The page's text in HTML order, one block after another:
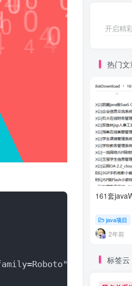
开启精
热门文
161套
java项目
2年前
标签云